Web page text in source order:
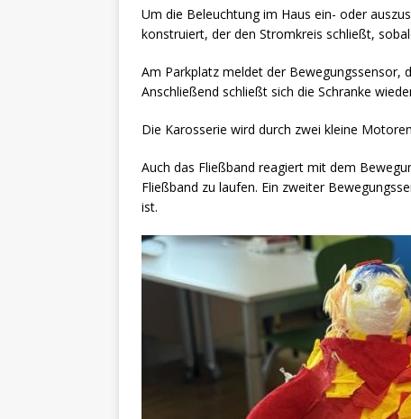
Um die Beleuchtung im Haus ein- oder
konstruiert, der den Stromkreis schließt,
Am Parkplatz meldet der Bewegungssensor,
Anschließend schließt sich die Schranke
Die Karosserie wird durch zwei kleine
Auch das Fließband reagiert mit dem
Fließband zu laufen. Ein zweiter
ist.